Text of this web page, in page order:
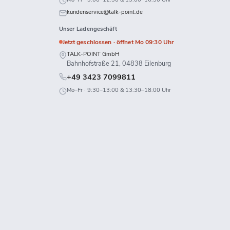
kundenservice@talk-point.de
Unser Ladengeschäft
Jetzt geschlossen · öffnet Mo 09:30 Uhr
TALK-POINT GmbH
Bahnhofstraße 21, 04838 Eilenburg
+49 3423 7099811
Mo–Fr · 9:30–13:00 & 13:30–18:00 Uhr